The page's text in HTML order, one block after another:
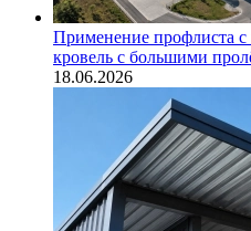
Применение профлиста
кровель с большими
18.06.2026